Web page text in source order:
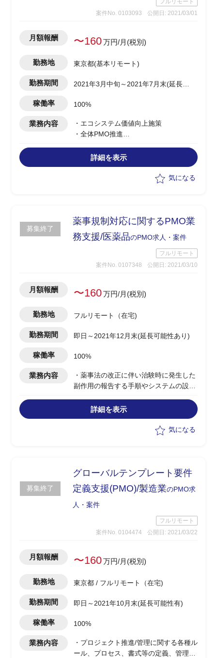
フルリモート
案件No. 0103093
公開日: 2021/03/01
月額報酬 〜160万円/月(税別)
勤務地 東京都(基本リモート)
勤務期間
2021年3月中旬～2021年7月末(延長予
稼働率 100%
業務内容
・エコシステム価値向上施策
・全体PMO推進
詳細を表示
気になる
募集終了
薬事規制対応に関するPMO業
務支援/医薬品のPMO求人・案件
フルリモート
案件No. 0107348
公開日: 2021/03/10
月額報酬 〜160万円/月(税別)
勤務地 フルリモート（在宅)
勤務期間 即日～2021年12月末(延長可能性あり)
稼働率 100%
業務内容
・薬事法の改正に伴い治験時に発生した
副作用の報告する手順やシステムの設定
-上記対応に向けたPMO業務
-SOP等の文書管理サポート
詳細を表示
気になる
募集終了
グローバルテンプレート要件
定義支援(PMO)/製造業のPMO求
人・案件
フルリモート
案件No. 0104474
公開日: 2021/03/22
月額報酬 〜160万円/月(税別)
勤務地 東京都 / フルリモート（在宅)
勤務期間 即日～2021年10月末(延長可能性有)
稼働率 100%
業務内容
・プロジェクト推進/管理に関する各種ル
ール、プロセス、書式等の定義、管理タ